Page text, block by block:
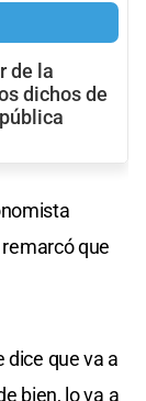
de la
dichos de
que
dice que va a
bien, lo va a